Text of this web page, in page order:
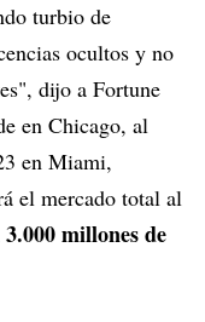
turbio de
ocultos y no
dijo a Fortune
en Chicago, al
en Miami,
el mercado total al
3.000 millones de